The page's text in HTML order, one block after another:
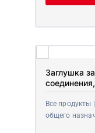
Заглушка
Все
общего